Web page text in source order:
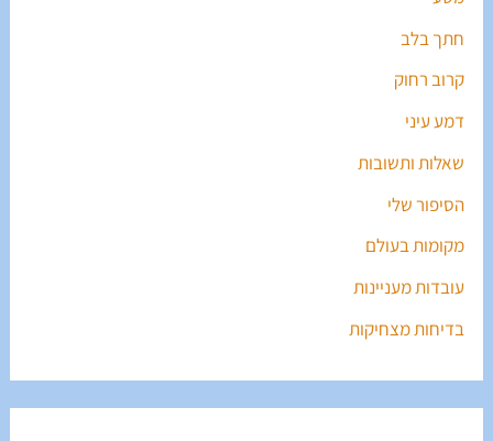
חתך בלב
קרוב רחוק
דמע עיני
שאלות ותשובות
הסיפור שלי
מקומות בעולם
עובדות מעניינות
בדיחות מצחיקות